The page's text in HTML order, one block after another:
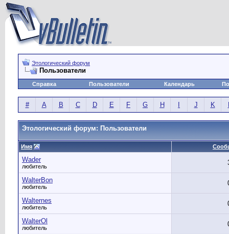
Этологический форум
Пользователи
Справка Пользователи Календарь
# A B C D E F G H J K
Этологический форум: Пользователи
Имя
Wader
любитель
WalterBon
любитель
Walternes
любитель
WalterOl
любитель